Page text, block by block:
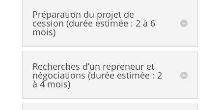
Préparation du projet de
cession (durée estimée : 2 à 6
mois)
Recherches d’un repreneur et
négociations (durée estimée : 2
à 4 mois)